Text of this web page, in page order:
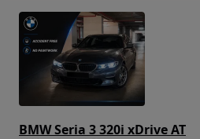
BMW Seria 3 320i xDrive AT